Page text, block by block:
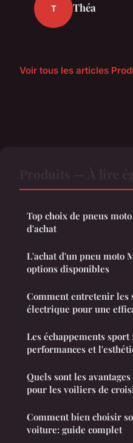
T Théa
Voir tous les articles
Top choix de pneus
d'achat
L'achat d'un pneu moto
options disponibles
Comment entretenir les
électrique pour une
Les échappements
performances et
Quels sont les
pour les voiliers de
Comment bien choisir
voiture: guide complet